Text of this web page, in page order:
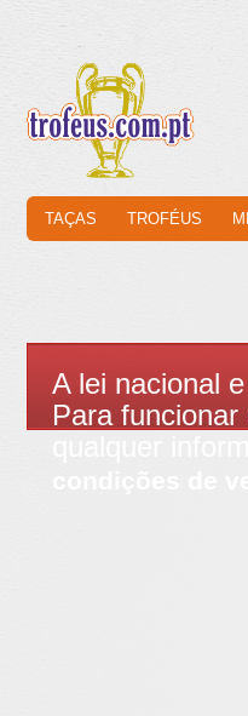
TAÇAS TROFÉUS
A lei nacional
Para